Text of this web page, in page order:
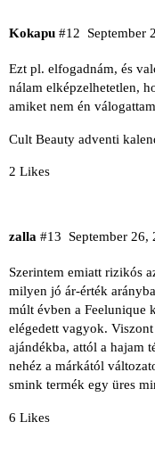
Kokapu September
#12
Ezt pl. elfogadnám, és
nálam elképzelhetetlen,
amiket nem én
Cult Beauty adventi
2 Likes
zalla September 26,
#13
Szerintem emiatt rizikós
milyen jó ár-érték
múlt évben a Feelunique
elégedett vagyok.
ajándékba, attól a hajam
nehéz a márkától
smink termék egy üres
6 Likes